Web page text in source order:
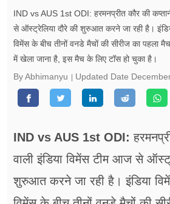
गैलरी
वीडियो
रिलेशनशिप
जीवन मंत्रा
फूड
सेहत
ब्‍यूटी
IND vs AUS 1st ODI: हरमनप्रीत कौर की
से ऑस्ट्रेलिया दौरे की शुरुआत करने जा रही है।
विमेंस के बीच तीनों वनडे मैचों की सीरीज का पहला
में खेला जाना है, इस मैच के लिए टॉस हो चुका है।
By Abhimanyu
Updated Date
IND vs AUS 1st ODI:
वाली इंडिया विमेंस टीम आज से
शुरुआत करने जा रही है। इंडिया